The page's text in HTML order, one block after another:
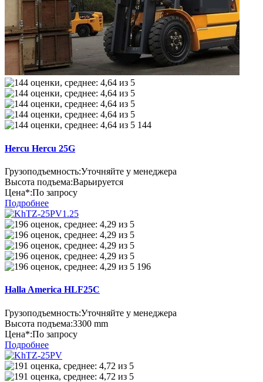
144
Hercu Hercu 25G
Грузоподъемность:Уточняйте у менеджера
Высота подъема:Варьируется
Цена*:По запросу
Подробнее
196
Halla America HLF25C
Грузоподъемность:Уточняйте у менеджера
Высота подъема:3300 mm
Цена*:По запросу
Подробнее